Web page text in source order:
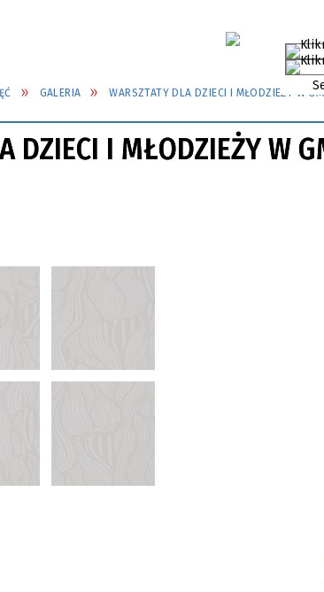
GALERIA WARSZTATY DLA DZIECI I MŁODZIEŻY W
DZIECI I MŁODZIEŻY W